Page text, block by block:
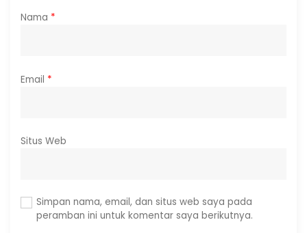
Nama *
Email *
Situs Web
Simpan nama, email, dan situs web saya pada
peramban ini untuk komentar saya berikutnya.